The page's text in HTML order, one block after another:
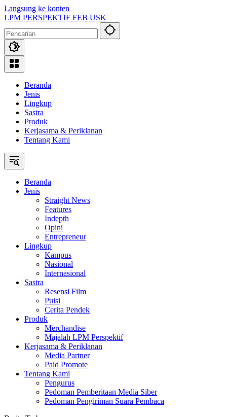
Langsung ke konten
LPM PERSPEKTIF FEB USK
Beranda
Jenis
Lingkup
Sastra
Produk
Kerjasama & Periklanan
Tentang Kami
Beranda
Jenis
Straight News
Features
Indepth
Opini
Entrepreneur
Lingkup
Kampus
Nasional
Internasional
Sastra
Resensi Film
Puisi
Cerita Pendek
Produk
Merchandise
Majalah LPM Perspektif
Kerjasama & Periklanan
Media Partner
Paid Promote
Tentang Kami
Pengurus
Pedoman Pemberitaan Media Siber
Pedoman Pengiriman Suara Pembaca